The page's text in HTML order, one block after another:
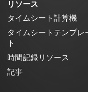
リソース
タイムシート計算機
タイムシートテンプレ
ト
時間記録リソース
記事